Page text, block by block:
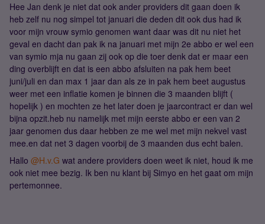
Hee Jan denk je niet dat ook ander providers dit gaan doen ik
heb zelf nu nog simpel tot januari die deden dit ook dus had ik
voor mijn vrouw symio genomen want daar was dit nu niet het
geval en dacht dan pak ik na januari met mijn 2e abbo er wel een
van symio mja nu gaan zij ook op die toer denk dat er maar een
ding overblijft en dat is een abbo afsluiten na pak hem beet
juni/juli en dan max 1 jaar dan als ze in pak hem beet augustus
weer met een inflatie komen je binnen die 3 maanden blijft (
hopelijk ) en mochten ze het later doen je jaarcontract er dan wel
bijna opzit.heb nu namelijk met mijn eerste abbo er een van 2
jaar genomen dus daar hebben ze me wel met mijn nekvel vast
mee.en dat net 3 dagen voorbij de 3 maanden dus echt balen.
Hallo @H.v.G wat andere providers doen weet ik niet, houd ik me
ook niet mee bezig. Ik ben nu klant bij Simyo en het gaat om mijn
pertemonnee.